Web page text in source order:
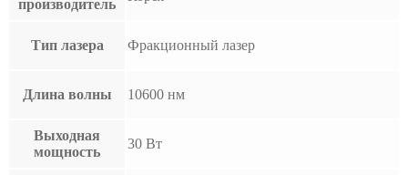
производитель
Тип лазера Фракционный лазер
Длина волны 10600 нм
Выходная
мощность
30 Вт